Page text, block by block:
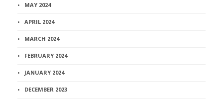
MAY 2024
APRIL 2024
MARCH 2024
FEBRUARY 2024
JANUARY 2024
DECEMBER 2023